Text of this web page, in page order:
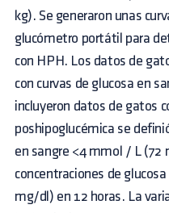
kg). Se generaron unas
glucómetro portátil para
con HPH. Los datos de
con curvas de glucosa en
incluyeron datos de gatos
poshipoglucémica se
en sangre <4 mmol / L (72
concentraciones de
mg/dl) en 12 horas. La